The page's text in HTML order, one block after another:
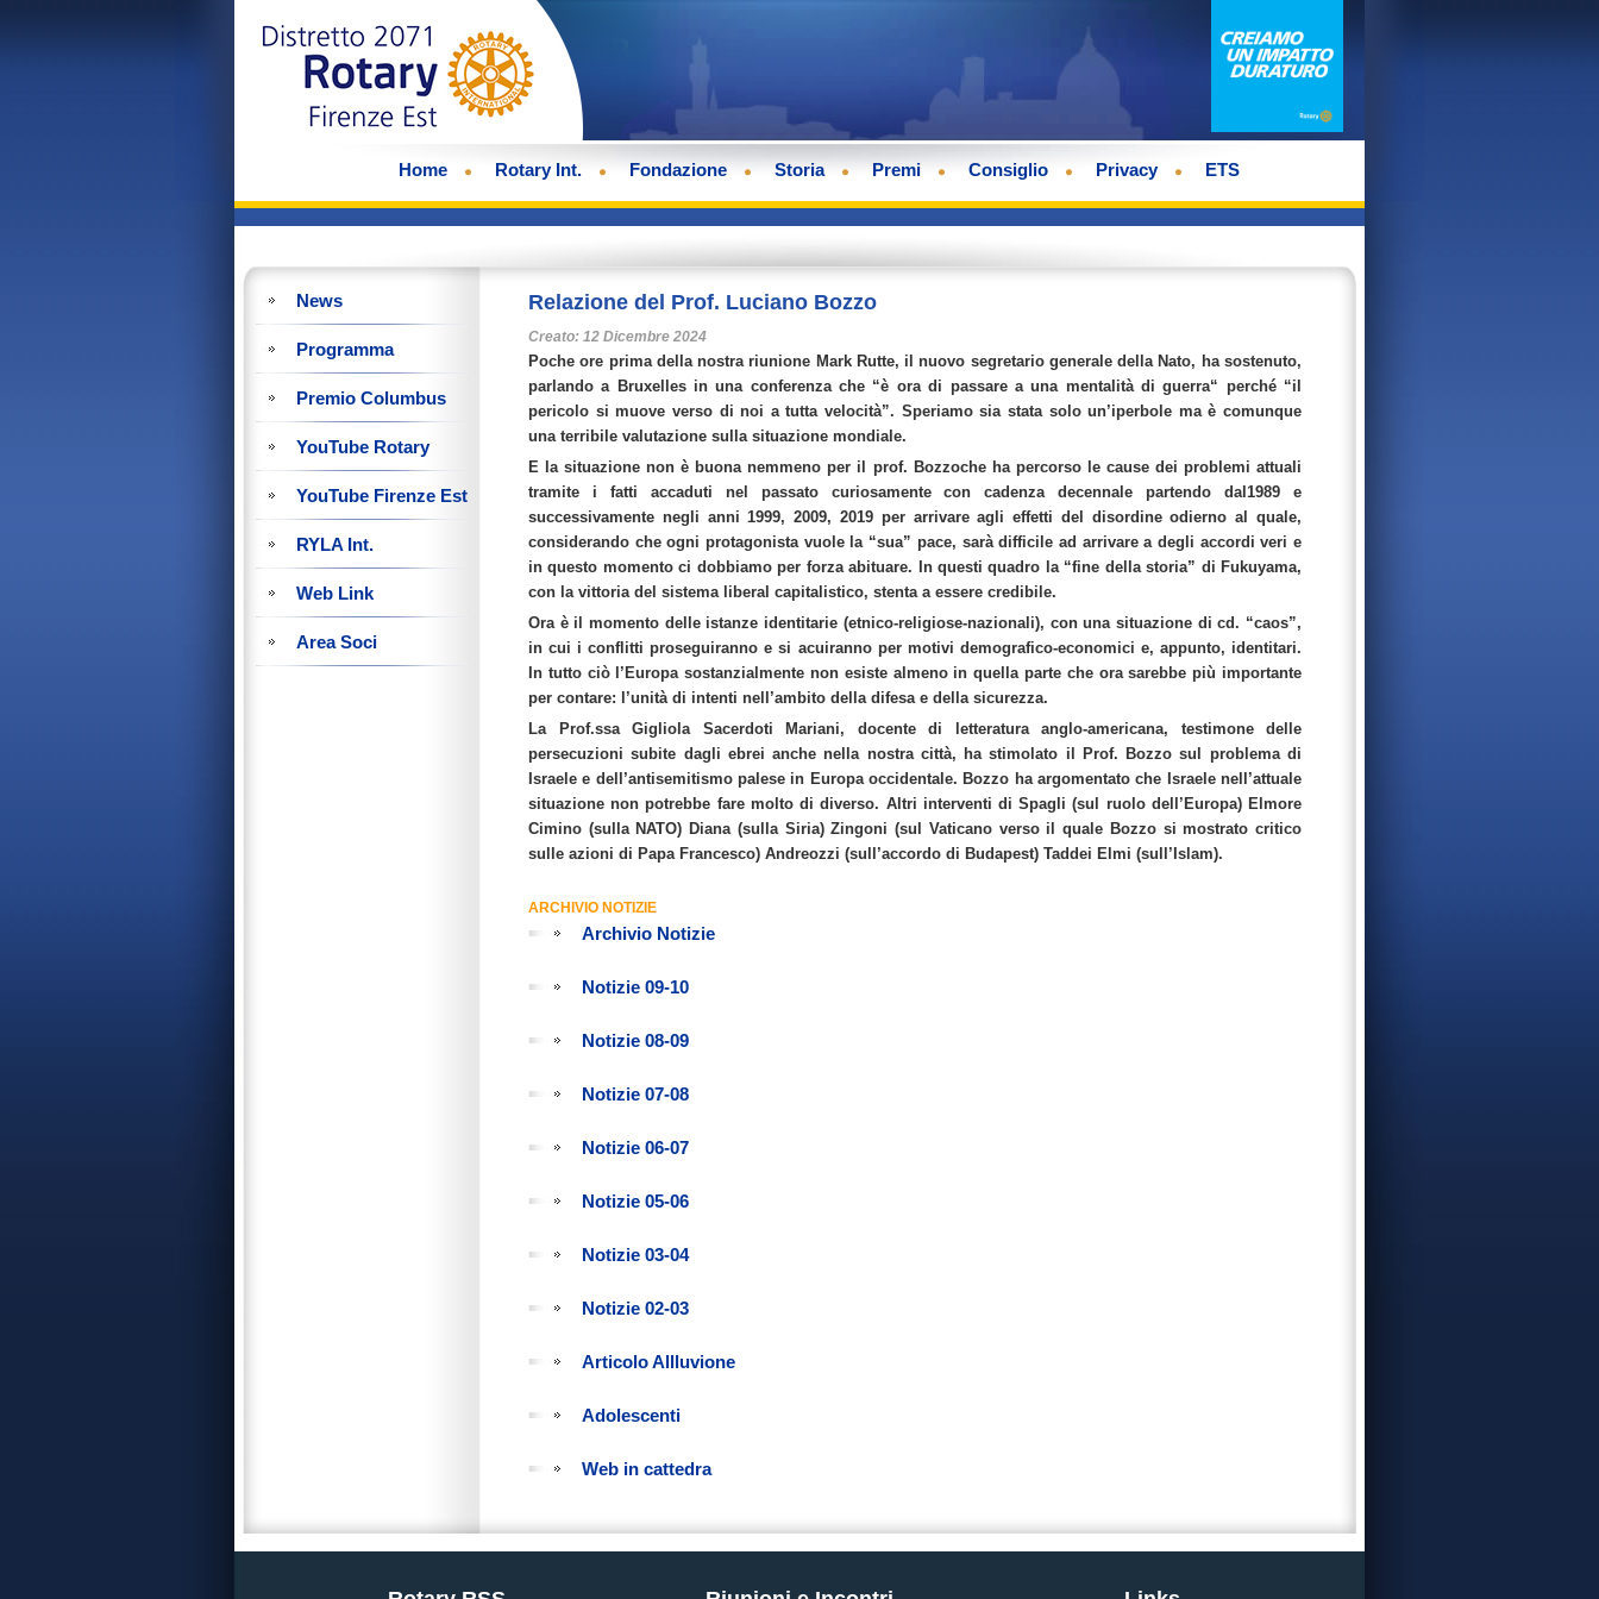
Home Rotary Int. Fondazione Storia Premi Consiglio Privacy ETS
News
Programma
Premio Columbus
YouTube Rotary
YouTube Firenze Est
RYLA Int.
Web Link
Area Soci
Relazione del Prof. Luciano Bozzo
Creato: 12 Dicembre 2024
Poche ore prima della nostra riunione Mark Rutte, il nuovo segretario generale della Nato, ha sostenuto,
parlando a Bruxelles in una conferenza che “è ora di passare a una mentalità di guerra“ perché “il
pericolo si muove verso di noi a tutta velocità”. Speriamo sia stata solo un’iperbole ma è comunque
una terribile valutazione sulla situazione mondiale.
E la situazione non è buona nemmeno per il prof. Bozzoche ha percorso le cause dei problemi attuali
tramite i fatti accaduti nel passato curiosamente con cadenza decennale partendo dal1989 e
successivamente negli anni 1999, 2009, 2019 per arrivare agli effetti del disordine odierno al quale,
considerando che ogni protagonista vuole la “sua” pace, sarà difficile ad arrivare a degli accordi veri e
in questo momento ci dobbiamo per forza abituare. In questi quadro la “fine della storia” di Fukuyama,
con la vittoria del sistema liberal capitalistico, stenta a essere credibile.
Ora è il momento delle istanze identitarie (etnico-religiose-nazionali), con una situazione di cd. “caos”,
in cui i conflitti proseguiranno e si acuiranno per motivi demografico-economici e, appunto, identitari.
In tutto ciò l’Europa sostanzialmente non esiste almeno in quella parte che ora sarebbe più importante
per contare: l’unità di intenti nell’ambito della difesa e della sicurezza.
La Prof.ssa Gigliola Sacerdoti Mariani, docente di letteratura anglo-americana, testimone delle
persecuzioni subite dagli ebrei anche nella nostra città, ha stimolato il Prof. Bozzo sul problema di
Israele e dell’antisemitismo palese in Europa occidentale. Bozzo ha argomentato che Israele nell’attuale
situazione non potrebbe fare molto di diverso. Altri interventi di Spagli (sul ruolo dell’Europa) Elmore
Cimino (sulla NATO) Diana (sulla Siria) Zingoni (sul Vaticano verso il quale Bozzo si mostrato critico
sulle azioni di Papa Francesco) Andreozzi (sull’accordo di Budapest) Taddei Elmi (sull’Islam).
ARCHIVIO NOTIZIE
Archivio Notizie
Notizie 09-10
Notizie 08-09
Notizie 07-08
Notizie 06-07
Notizie 05-06
Notizie 03-04
Notizie 02-03
Articolo Allluvione
Adolescenti
Web in cattedra